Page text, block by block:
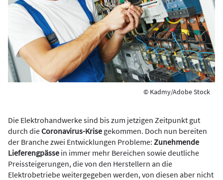
© Kadmy/Adobe Stock
Die Elektrohandwerke sind bis zum jetzigen Zeitpunkt gut
durch dieCoronavirus-Krise gekommen. Doch nun bereiten
der Branche zwei Entwicklungen Probleme: Zunehmende
Lieferengpässe in immer mehr Bereichen sowie deutliche
Preissteigerungen, die von den Herstellern an die
Elektrobetriebe weitergegeben werden, von diesen aber nicht